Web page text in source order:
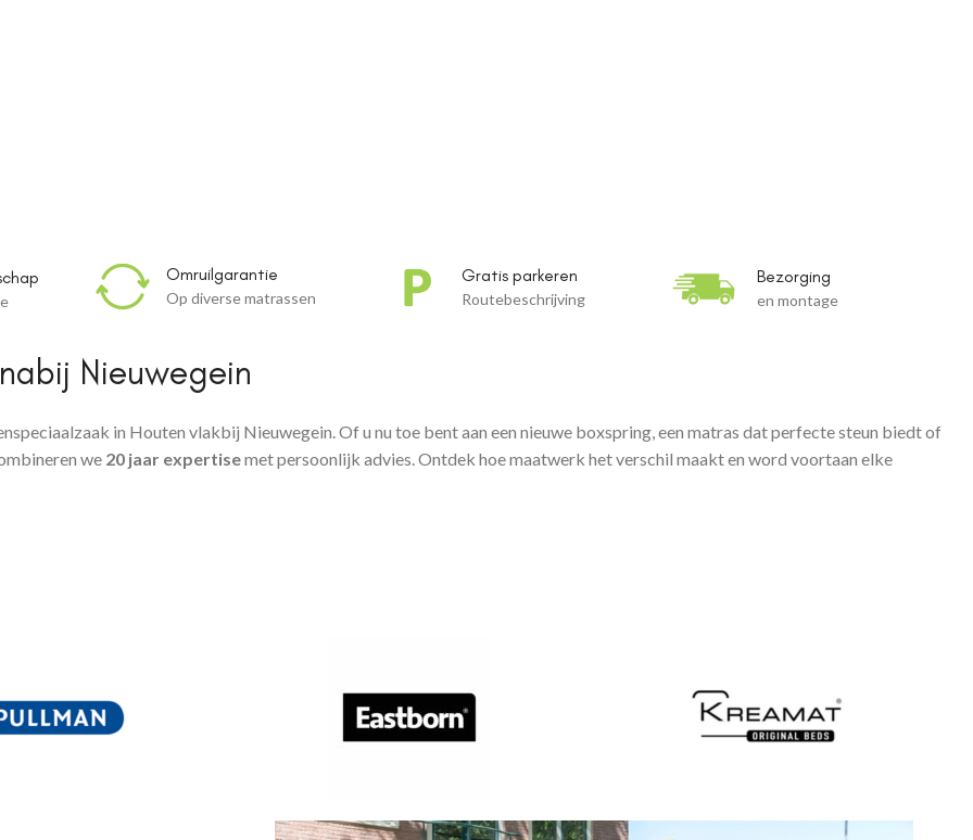
Omruilgarantie
Op diverse matrassen
Gratis parkeren
Routebeschrijving
Bezorging
en montage
Nieuwegein
in Houten vlakbij Nieuwegein. Of u nu toe bent aan een nieuwe boxspring, een matras dat perfecte steun biedt of
we 20 jaar expertisemet persoonlijk advies. Ontdek hoe maatwerk het verschil maakt en word voortaan elke